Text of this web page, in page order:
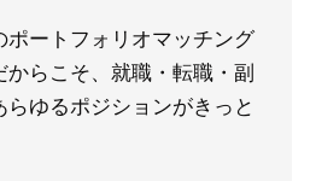
ポートフォリオマッチング
らこそ、就職・転職・副
ゆるポジションがきっと